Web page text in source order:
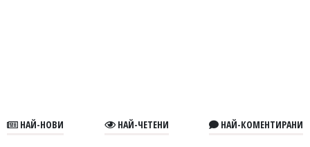
НАЙ-НОВИ НАЙ-ЧЕТЕНИ НАЙ-КОМЕНТИРАНИ